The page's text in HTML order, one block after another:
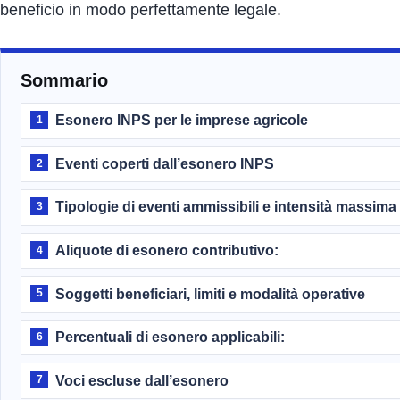
beneficio in modo perfettamente legale.
Sommario
1 Esonero INPS per le imprese agricole
2 Eventi coperti dall’esonero INPS
3 Tipologie di eventi ammissibili e intensità massima
4 Aliquote di esonero contributivo:
5 Soggetti beneficiari, limiti e modalità operative
6 Percentuali di esonero applicabili:
7 Voci escluse dall’esonero